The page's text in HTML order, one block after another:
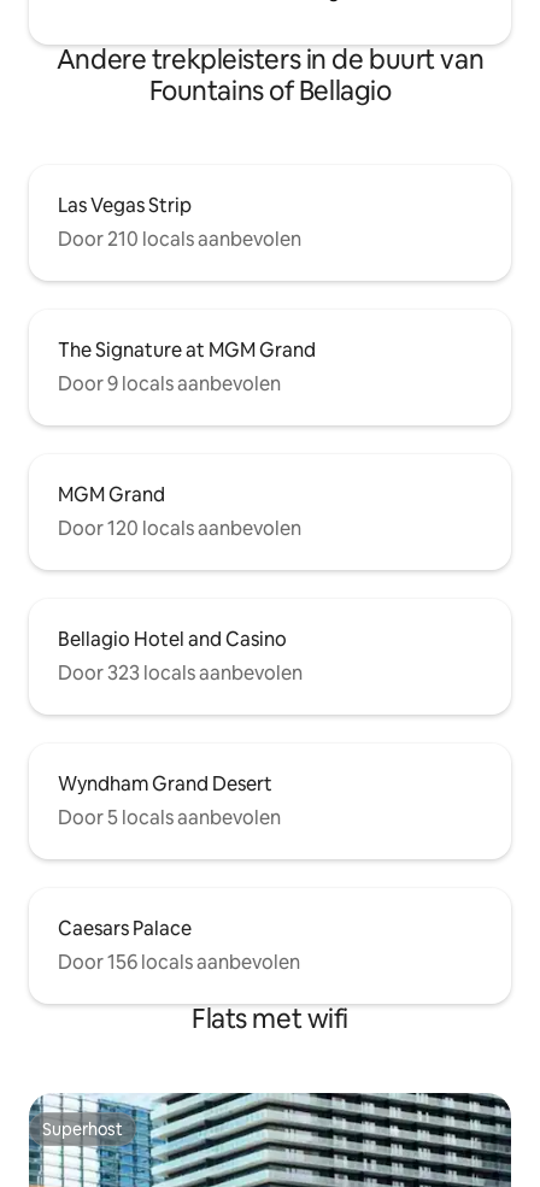
Andere trekpleisters in de buurt van
Fountains of Bellagio
Las Vegas Strip
Door 210 locals aanbevolen
The Signature at MGM Grand
Door 9 locals aanbevolen
MGM Grand
Door 120 locals aanbevolen
Bellagio Hotel and Casino
Door 323 locals aanbevolen
Wyndham Grand Desert
Door 5 locals aanbevolen
Caesars Palace
Door 156 locals aanbevolen
Flats met wifi
Superhost
Superhost